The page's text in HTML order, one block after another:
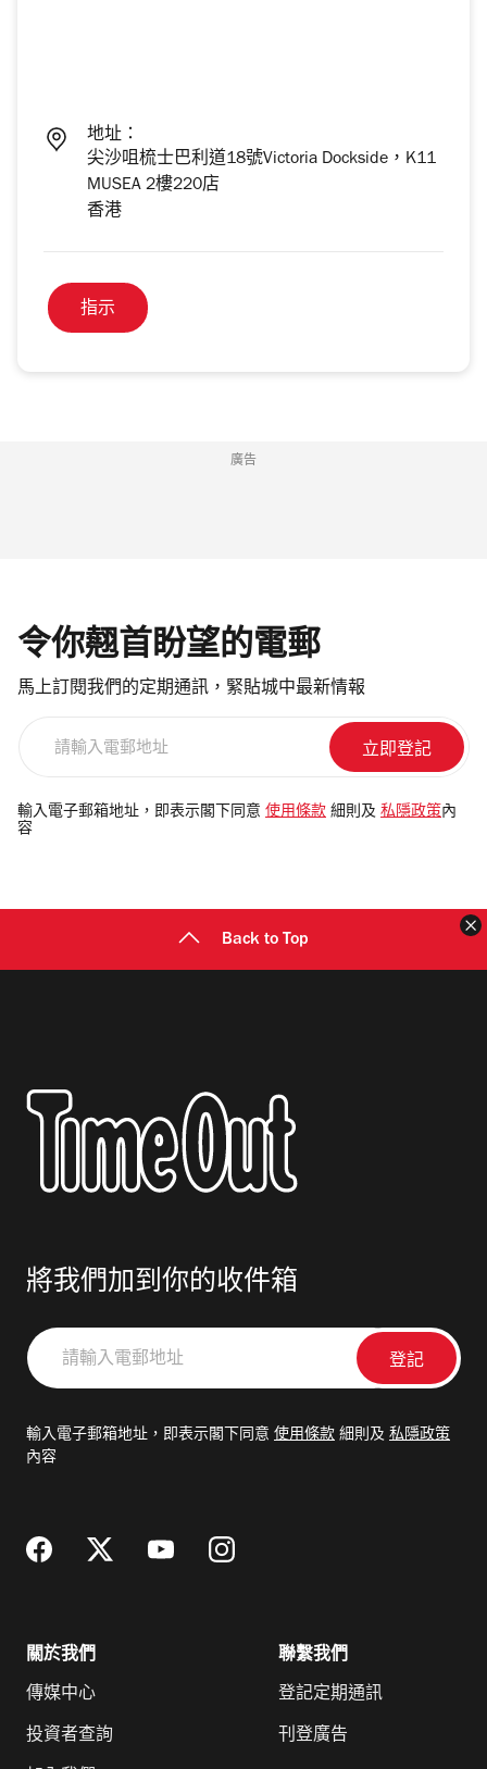
地址：
尖沙咀梳士巴利道18號Victoria Dockside，K11
MUSEA 2樓220店
香港
指示
廣告
令你翹首盼望的電郵
馬上訂閱我們的定期通訊，緊貼城中最新情報
電
郵
輸入電子郵箱地址，即表示閣下同意 使用條款 細則及 私隱政策 內
容
Back to Top
將我們加到你的收件箱
請
輸
郵
輸入電子郵箱地址，即表示閣下同意 使用條款 細則及 私隱政策
內容
關於我們
傳媒中心
投資者查詢
聯繫我們
登記定期通訊
刊登廣告